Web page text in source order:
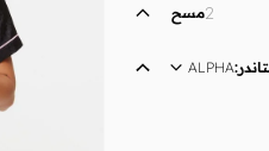
2مسح
:
ALPHA